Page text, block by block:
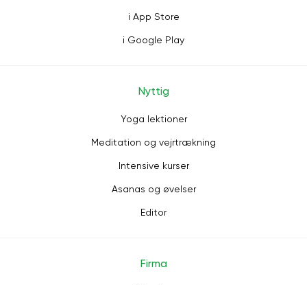
i App Store
i Google Play
Nyttig
Yoga lektioner
Meditation og vejrtrækning
Intensive kurser
Asanas og øvelser
Editor
Firma